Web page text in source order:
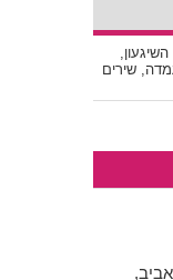
שירים